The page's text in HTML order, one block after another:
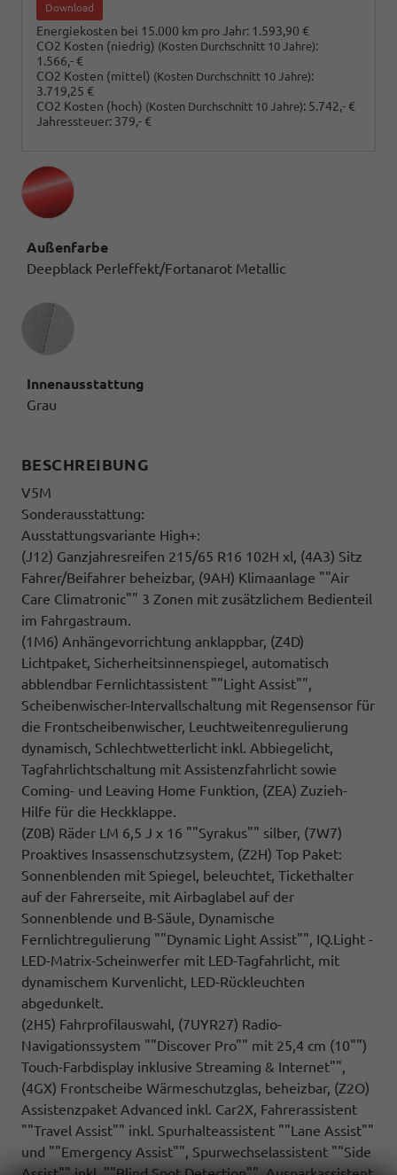
Download
Energiekosten bei 15.000 km pro Jahr: 1.593,90 €
CO2 Kosten (niedrig) (Kosten Durchschnitt 10 Jahre):
1.566,- €
CO2 Kosten (mittel) (Kosten Durchschnitt 10 Jahre):
3.719,25 €
CO2 Kosten (hoch) (Kosten Durchschnitt 10 Jahre): 5.742,- €
Jahressteuer: 379,- €
Außenfarbe
Deepblack Perleffekt/Fortanarot Metallic
Innenausstattung
Innenausstattung
Grau
BESCHREIBUNG
V5M
Sonderausstattung:
Ausstattungsvariante High+:
(J12) Ganzjahresreifen 215/65 R16 102H xl, (4A3) Sitz
Fahrer/Beifahrer beheizbar, (9AH) Klimaanlage ""Air
Care Climatronic"" 3 Zonen mit zusätzlichem Bedienteil
im Fahrgastraum.
(1M6) Anhängevorrichtung anklappbar, (Z4D)
Lichtpaket, Sicherheitsinnenspiegel, automatisch
abblendbar Fernlichtassistent ""Light Assist"",
Scheibenwischer-Intervallschaltung mit Regensensor für
die Frontscheibenwischer, Leuchtweitenregulierung
dynamisch, Schlechtwetterlicht inkl. Abbiegelicht,
Tagfahrlichtschaltung mit Assistenzfahrlicht sowie
Coming- und Leaving Home Funktion, (ZEA) Zuzieh-
Hilfe für die Heckklappe.
(Z0B) Räder LM 6,5 J x 16 ""Syrakus"" silber, (7W7)
Proaktives Insassenschutzsystem, (Z2H) Top Paket:
Sonnenblenden mit Spiegel, beleuchtet, Tickethalter
auf der Fahrerseite, mit Airbaglabel auf der
Sonnenblende und B-Säule, Dynamische
Fernlichtregulierung ""Dynamic Light Assist"", IQ.Light -
LED-Matrix-Scheinwerfer mit LED-Tagfahrlicht, mit
dynamischem Kurvenlicht, LED-Rückleuchten
abgedunkelt.
(2H5) Fahrprofilauswahl, (7UYR27) Radio-
Navigationssystem ""Discover Pro"" mit 25,4 cm (10"")
Touch-Farbdisplay inklusive Streaming & Internet"",
(4GX) Frontscheibe Wärmeschutzglas, beheizbar, (Z2O)
Assistenzpaket Advanced inkl. Car2X, Fahrerassistent
""Travel Assist"" inkl. Spurhalteassistent ""Lane Assist""
und ""Emergency Assist"", Spurwechselassistent ""Side